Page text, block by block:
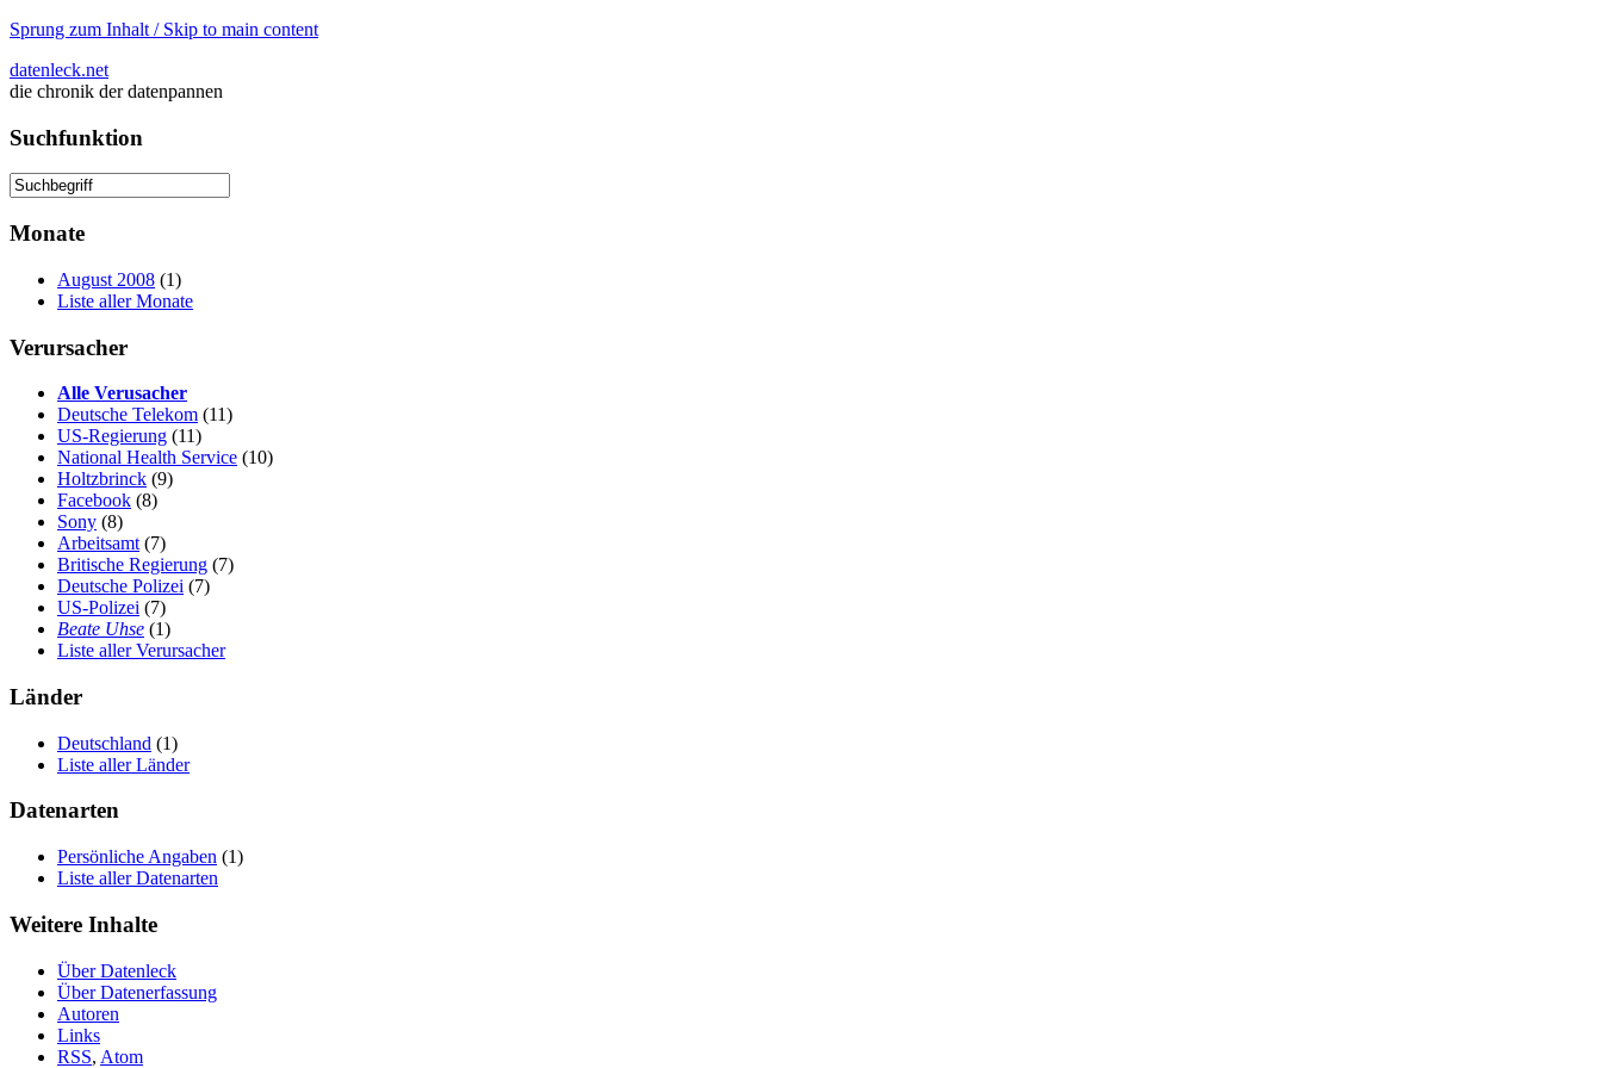
Sprung zum Inhalt / Skip to main content
datenleck.net
die chronik der datenpannen
Suchfunktion
Monate
August 2008 (1)
Liste aller Monate
Verursacher
Alle Verusacher
Deutsche Telekom (11)
US-Regierung (11)
National Health Service (10)
Holtzbrinck (9)
Facebook (8)
Sony (8)
Arbeitsamt (7)
Britische Regierung (7)
Deutsche Polizei (7)
US-Polizei (7)
Beate Uhse (1)
Liste aller Verursacher
Länder
Deutschland (1)
Liste aller Länder
Datenarten
Persönliche Angaben (1)
Liste aller Datenarten
Weitere Inhalte
Über Datenleck
Über Datenerfassung
Autoren
Links
RSS, Atom